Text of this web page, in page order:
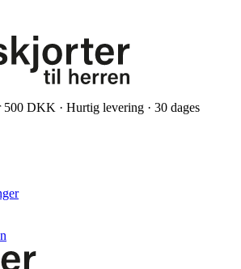
500 DKK · Hurtig levering · 30 dages